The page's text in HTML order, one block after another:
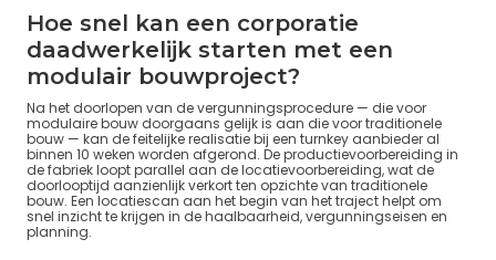
Hoe snel kan een corporatie
daadwerkelijk starten met een
modulair bouwproject?
Na het doorlopen van de vergunningsprocedure — die voor
modulaire bouw doorgaans gelijk is aan die voor traditionele
bouw — kan de feitelijke realisatie bij een turnkey aanbieder al
binnen 10 weken worden afgerond. De productievoorbereiding in
de fabriek loopt parallel aan de locatievoorbereiding, wat de
doorlooptijd aanzienlijk verkort ten opzichte van traditionele
bouw. Een locatiescan aan het begin van het traject helpt om
snel inzicht te krijgen in de haalbaarheid, vergunningseisen en
planning.